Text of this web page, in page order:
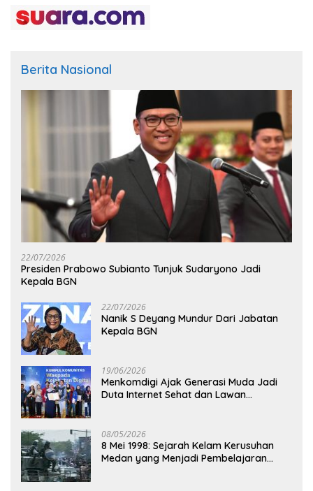
Berita Nasional
22/07/2026
Presiden Prabowo Subianto Tunjuk Sudaryono Jadi
Kepala BGN
22/07/2026
Nanik S Deyang Mundur Dari Jabatan
Kepala BGN
19/06/2026
Menkomdigi Ajak Generasi Muda Jadi
Duta Internet Sehat dan Lawan
08/05/2026
8 Mei 1998: Sejarah Kelam Kerusuhan
Medan yang Menjadi Pembelajaran